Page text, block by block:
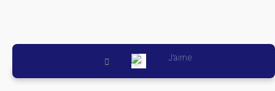
J’aime